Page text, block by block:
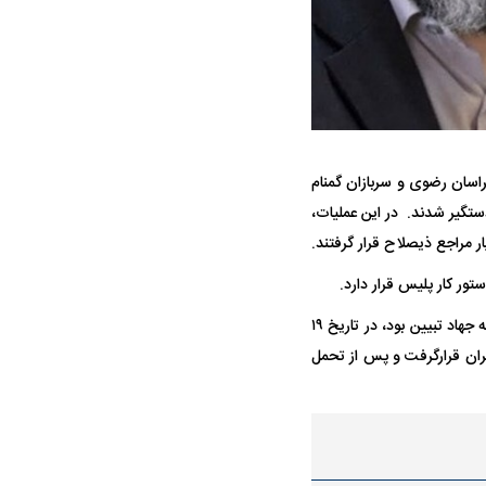
رضوی و سربازان گمنام
شدند. در این عملیات،
مراجع ذیصلاح قرار گرفتند.
کار پلیس قرار دارد.
گفتنی است، شهید فرج الله شوشتری، رهرو راه پدر شهید خود که از فعالان سیاسی و انقلابی در عرصه جهاد تبیین بود، در تاریخ ۱۹
قرارگرفت و پس از تحمل
ایرانی | پهپاد انتحاری